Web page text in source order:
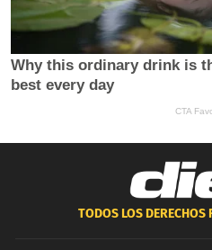
TODOS LOS DERECHOS